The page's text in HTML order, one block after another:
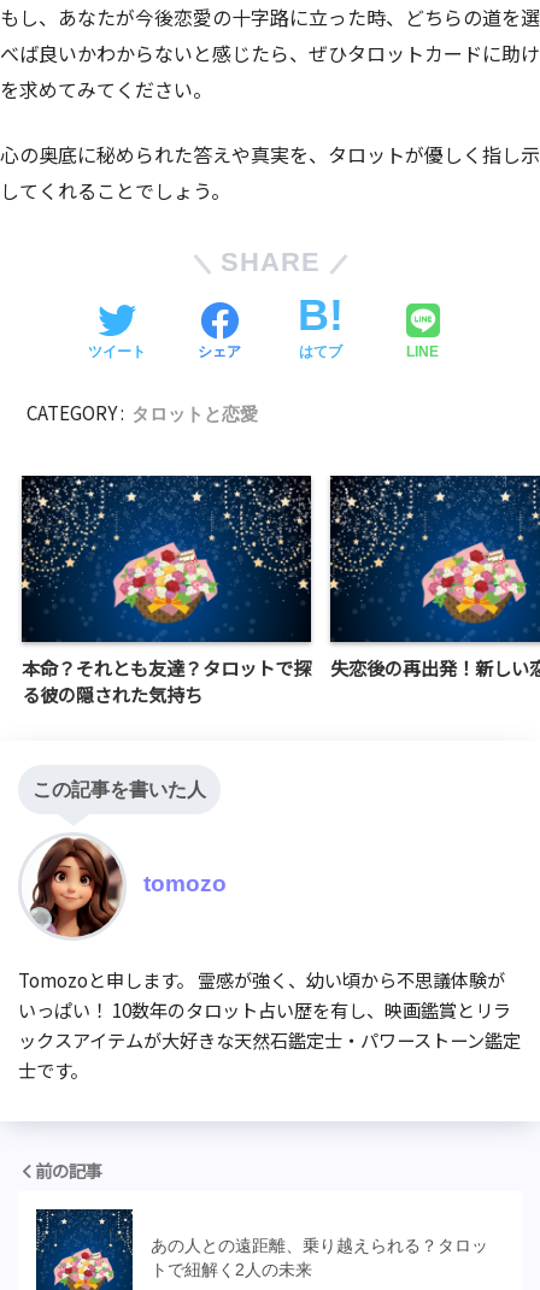
もし、あなたが今後恋愛の十字路に立った時、どちらの道を選
べば良いかわからないと感じたら、ぜひタロットカードに助け
を求めてみてください。
心の奥底に秘められた答えや真実を、タロットが優しく指し示
してくれることでしょう。
SHARE
ツイート シェア はてブ LINE
CATEGORY : タロットと恋愛
本命？それとも友達？タロットで探
る彼の隠された気持ち
失恋後の再出発！新しい
この記事を書いた人
tomozo
Tomozoと申します。 霊感が強く、幼い頃から不思議体験が
いっぱい！ 10数年のタロット占い歴を有し、映画鑑賞とリラ
ックスアイテムが大好きな天然石鑑定士・パワーストーン鑑定
士です。
前の記事
あの人との遠距離、乗り越えられる？タロッ
トで紐解く2人の未来